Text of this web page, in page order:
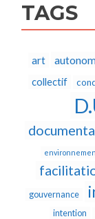
TAGS
art
collectif
gouvernance
intention